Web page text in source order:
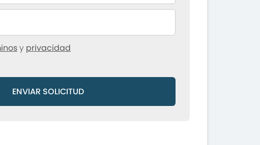
y privacidad
ENVIAR SOLICITUD